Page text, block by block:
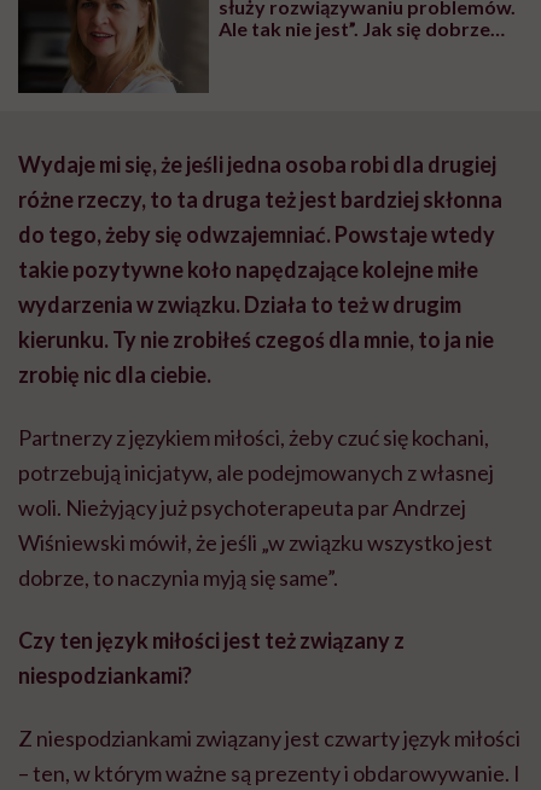
służy rozwiązywaniu problemów.
Ale tak nie jest”. Jak się dobrze
Wydaje mi się, że jeśli jedna osoba robi dla drugiej
różne rzeczy, to ta druga też jest bardziej skłonna
do tego, żeby się odwzajemniać. Powstaje wtedy
takie pozytywne koło napędzające kolejne miłe
wydarzenia w związku. Działa to też w drugim
kierunku. Ty nie zrobiłeś czegoś dla mnie, to ja nie
zrobię nic dla ciebie.
Partnerzy z językiem miłości, żeby czuć się kochani,
potrzebują inicjatyw, ale podejmowanych z własnej
woli. Nieżyjący już psychoterapeuta par Andrzej
Wiśniewski mówił, że jeśli „w związku wszystko jest
dobrze, to naczynia myją się same”.
Czy ten język miłości jest też związany z
niespodziankami?
Z niespodziankami związany jest czwarty język miłości
– ten, w którym ważne są prezenty i obdarowywanie. I